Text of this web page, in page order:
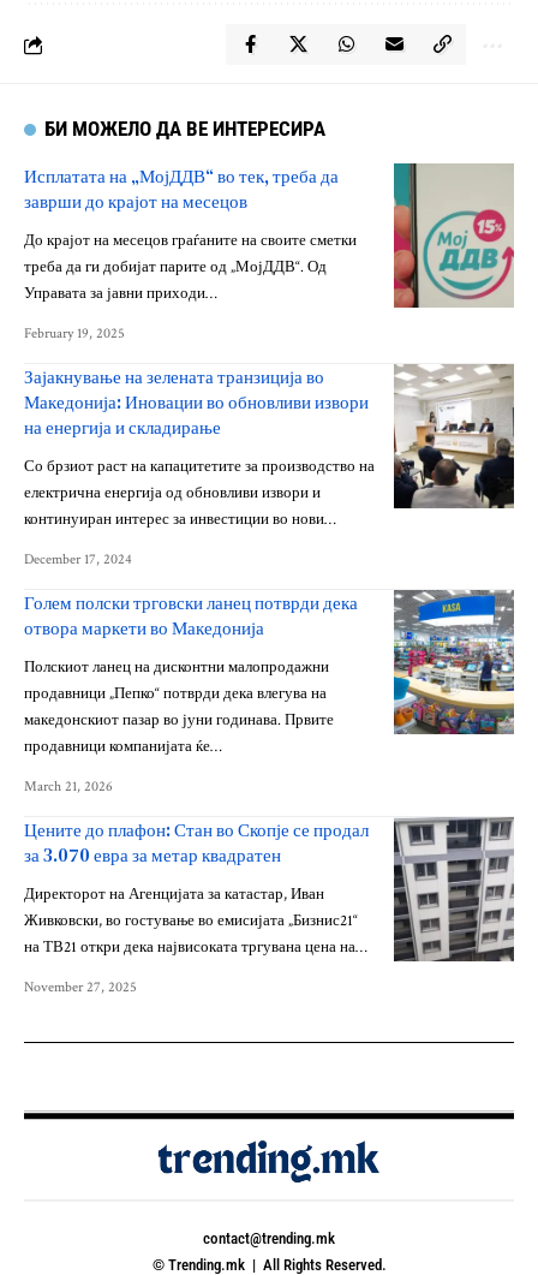
БИ МОЖЕЛО ДА ВЕ ИНТЕРЕСИРА
Исплатата на „МојДДВ“ во тек, треба да
заврши до крајот на месецов
До крајот на месецов граѓаните на своите сметки
треба да ги добијат парите од „МојДДВ“. Од
Управата за јавни приходи…
February 19, 2025
Зајакнување на зелената транзиција во
Македонија: Иновации во обновливи извори
на енергија и складирање
Со брзиот раст на капацитетите за производство на
електрична енергија од обновливи извори и
континуиран интерес за инвестиции во нови…
December 17, 2024
Голем полски трговски ланец потврди дека
отвора маркети во Македонија
Полскиот ланец на дисконтни малопродажни
продавници „Пепко“ потврди дека влегува на
македонскиот пазар во јуни годинава. Првите
продавници компанијата ќе…
March 21, 2026
Цените до плафон: Стан во Скопје се продал
за 3.070 евра за метар квадратен
Директорот на Агенцијата за катастар, Иван
Живковски, во гостување во емисијата „Бизнис21“
на ТВ21 откри дека највисоката тргувана цена на…
November 27, 2025
contact@trending.mk
© Trending.mk | All Rights Reserved.